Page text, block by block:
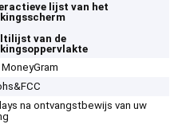
lijst van het
van de
na ontvangstbewijs van uw